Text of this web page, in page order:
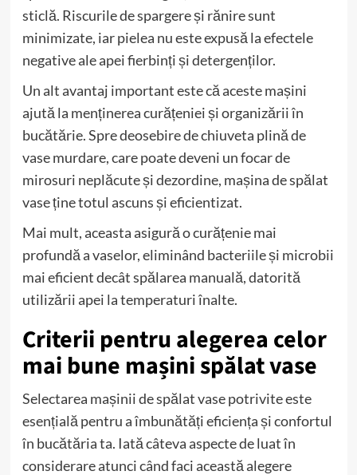
sticlă. Riscurile de spargere și rănire sunt
minimizate, iar pielea nu este expusă la efectele
negative ale apei fierbinți și detergenților.
Un alt avantaj important este că aceste mașini
ajută la menținerea curățeniei și organizării în
bucătărie. Spre deosebire de chiuveta plină de
vase murdare, care poate deveni un focar de
mirosuri neplăcute și dezordine, mașina de spălat
vase ține totul ascuns și eficientizat.
Mai mult, aceasta asigură o curățenie mai
profundă a vaselor, eliminând bacteriile și microbii
mai eficient decât spălarea manuală, datorită
utilizării apei la temperaturi înalte.
Criterii pentru alegerea celor
mai bune mașini spălat vase
Selectarea mașinii de spălat vase potrivite este
esențială pentru a îmbunătăți eficiența și confortul
în bucătăria ta. Iată câteva aspecte de luat în
considerare atunci când faci această alegere